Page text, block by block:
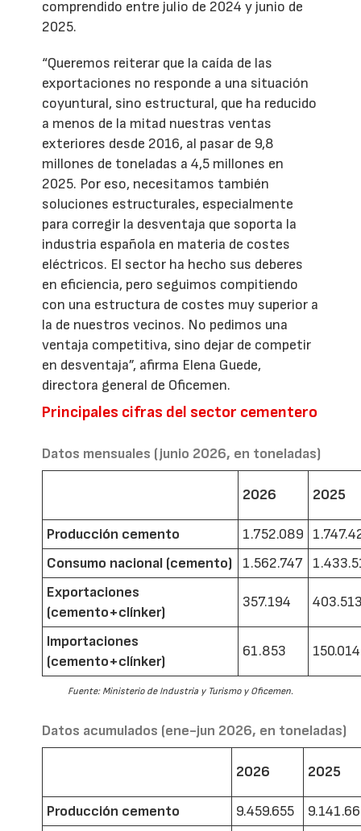
comprendido entre julio de 2024 y junio de
2025.
“Queremos reiterar que la caída de las
exportaciones no responde a una situación
coyuntural, sino estructural, que ha reducido
a menos de la mitad nuestras ventas
exteriores desde 2016, al pasar de 9,8
millones de toneladas a 4,5 millones en
2025. Por eso, necesitamos también
soluciones estructurales, especialmente
para corregir la desventaja que soporta la
industria española en materia de costes
eléctricos. El sector ha hecho sus deberes
en eficiencia, pero seguimos compitiendo
con una estructura de costes muy superior a
la de nuestros vecinos. No pedimos una
ventaja competitiva, sino dejar de competir
en desventaja”, afirma Elena Guede,
directora general de Oficemen.
Principales cifras del sector cementero
Datos mensuales (junio 2026, en toneladas)
2026 2025
Producción cemento 1.752.089
Consumo nacional (cemento)
1.562.747
Exportaciones
(cemento+clínker)
357.194
Importaciones
(cemento+clínker)
61.853 150.014
Fuente: Ministerio de Industria y Turismo y Oficemen.
Datos acumulados (ene-jun 2026, en toneladas)
2026 2025
Producción cemento 9.459.655